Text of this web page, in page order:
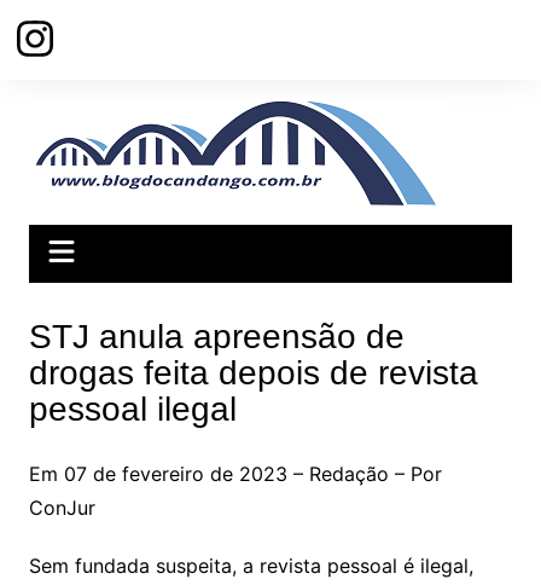
para
STJ anula apreensão de
drogas feita depois de revista
pessoal ilegal
Em 07 de fevereiro de 2023 – Redação – Por
ConJur
Sem fundada suspeita, a revista pessoal é ilegal,